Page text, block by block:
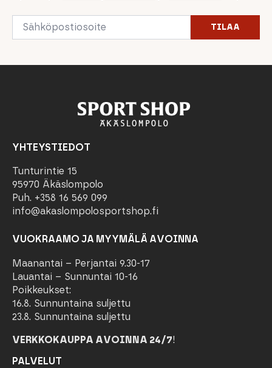
Email
TILAA
YHTEYSTIEDOT
Tunturintie 15
95970 Äkäslompolo
Puh. +358 16 569 099
info@akaslompolosportshop.fi
VUOKRAAMO JA MYYMÄLÄ AVOINNA
Maanantai – Perjantai 9.30-17
Lauantai – Sunnuntai 10-16
Poikkeukset:
16.8. Sunnuntaina suljettu
23.8. Sunnuntaina suljettu
VERKKOKAUPPA AVOINNA 24/7!
PALVELUT